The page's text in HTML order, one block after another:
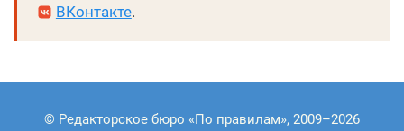
ВКонтакте.
© Редакторское бюро «По правилам», 2009–2026